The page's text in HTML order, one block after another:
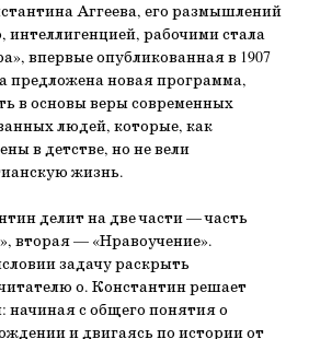
Аггеева, его размышлений
интеллигенцией, рабочими стала
впервые опубликованная в 1907
предложена новая программа,
в основы веры современных
людей, которые, как
в детстве, но не вели
жизнь.
делит на две части — часть
вторая — «Нравоучение».
задачу раскрыть
о. Константин решает
с общего понятия о
и двигаясь по истории от